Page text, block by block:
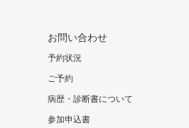
お問い合わせ
予約状況
ご予約
病歴・診断書について
参加申込書